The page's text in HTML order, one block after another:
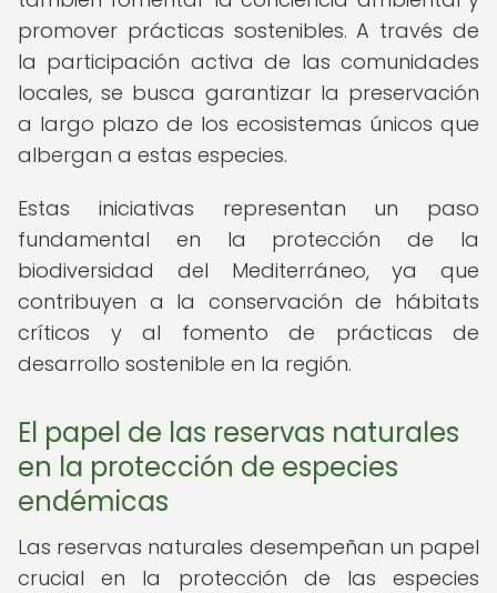
promover prácticas sostenibles. A través de
la participación activa de las comunidades
locales, se busca garantizar la preservación
a largo plazo de los ecosistemas únicos que
albergan a estas especies.
Estas iniciativas representan un paso
fundamental en la protección de la
biodiversidad del Mediterráneo, ya que
contribuyen a la conservación de hábitats
críticos y al fomento de prácticas de
desarrollo sostenible en la región.
El papel de las reservas naturales
en la protección de especies
endémicas
Las reservas naturales desempeñan un papel
crucial en la protección de las especies